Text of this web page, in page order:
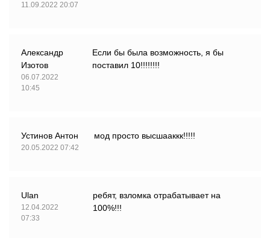
11.09.2022 20:07
Александр
Изотов
06.07.2022
10:45
Если бы была возможность, я бы
поставил 10!!!!!!!!
Устинов Антон
20.05.2022 07:42
мод просто высшааккк!!!!!
Ulan
12.04.2022
07:33
ребят, взломка отрабатывает на
100%!!!